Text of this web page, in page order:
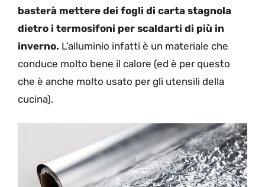
basterà mettere dei fogli di carta stagnola
dietro i termosifoni per scaldarti di più in
inverno. L’alluminio infatti è un materiale che
conduce molto bene il calore (ed è per questo
che è anche molto usato per gli utensili della
cucina).